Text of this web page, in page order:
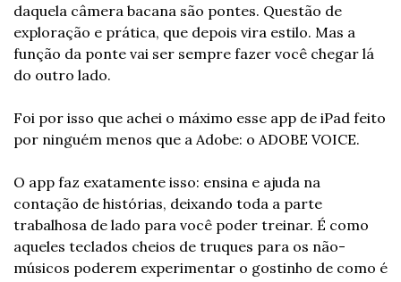
daquela câmera bacana são pontes. Questão de
exploração e prática, que depois vira estilo. Mas a
função da ponte vai ser sempre fazer você chegar lá
do outro lado.
Foi por isso que achei o máximo esse app de iPad feito
por ninguém menos que a Adobe: o ADOBE VOICE.
O app faz exatamente isso: ensina e ajuda na
contação de histórias, deixando toda a parte
trabalhosa de lado para você poder treinar. É como
aqueles teclados cheios de truques para os não-
músicos poderem experimentar o gostinho de como é